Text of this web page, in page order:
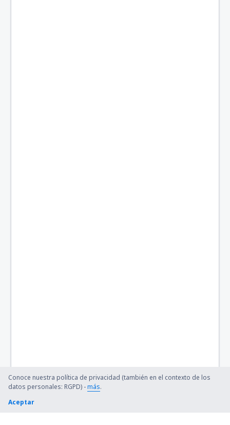
Conoce nuestra política de privacidad (también en el contexto de los
datos personales: RGPD) -más.
Aceptar